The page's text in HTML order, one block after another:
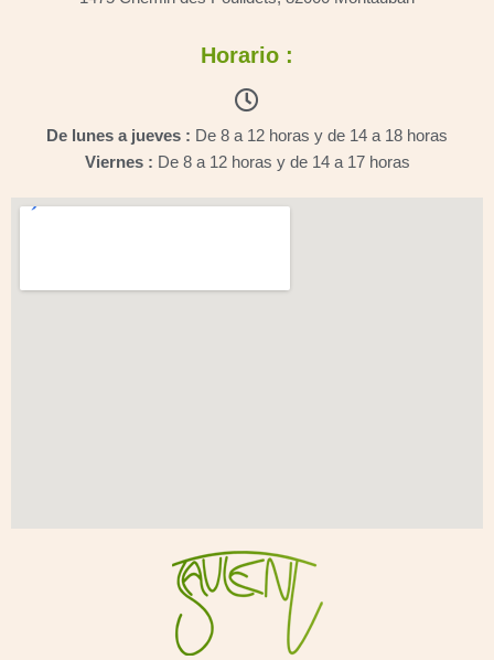
Horario :
De lunes a jueves : De 8 a 12 horas y de 14 a 18 horas
Viernes : De 8 a 12 horas y de 14 a 17 horas